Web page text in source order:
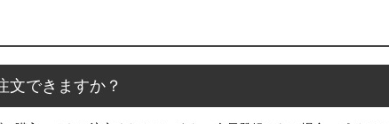
できますか？